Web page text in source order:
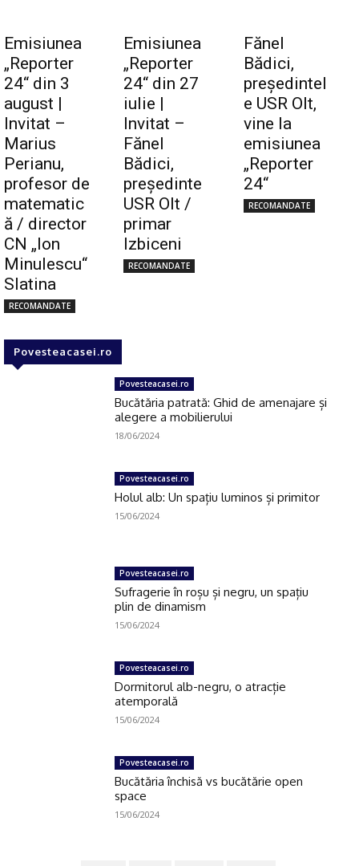
Click pe imagine
Emisiunea
„Reporter
24“ din 3
august |
Invitat –
Marius
Perianu,
profesor de
matematic
ă / director
CN „Ion
Minulescu“
Slatina
RECOMANDATE
Emisiunea
„Reporter
24“ din 27
iulie |
Invitat –
Fănel
Bădici,
preşedinte
USR Olt /
primar
Izbiceni
RECOMANDATE
Fănel
Bădici,
preşedintel
e USR Olt,
vine la
emisiunea
„Reporter
24“
RECOMANDATE
Povesteacasei.ro
Povesteacasei.ro
Bucătăria patrată: Ghid de amenajare și
alegere a mobilierului
18/06/2024
Povesteacasei.ro
Holul alb: Un spațiu luminos și primitor
15/06/2024
Povesteacasei.ro
Sufragerie în roșu și negru, un spațiu
plin de dinamism
15/06/2024
Povesteacasei.ro
Dormitorul alb-negru, o atracție
atemporală
15/06/2024
Povesteacasei.ro
Bucătăria închisă vs bucătărie open
space
15/06/2024